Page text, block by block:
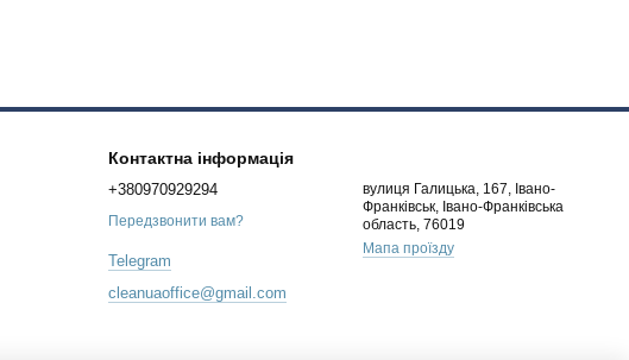
Контактна інформація
+380970929294
Передзвонити вам?
Telegram
cleanuaoffice@gmail.com
вулиця Галицька, 167, Івано-
Франківськ, Івано-Франківська
область, 76019
Мапа проїзду